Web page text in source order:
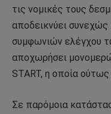
τις νομικές τους
αποδεικνύει
συμφωνιών ελέγχου
αποχωρήσει
START, η οποία
Σε παρόμοια